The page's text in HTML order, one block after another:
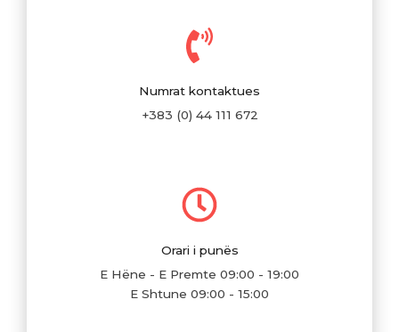
Numrat kontaktues
+383 (0) 44 111 672
Orari i punës
E Hëne - E Premte 09:00 - 19:00
E Shtune 09:00 - 15:00